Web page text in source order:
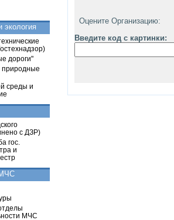
Оцените Организацию:
Введите код с картинки:
экология
дороги"
среды и
с ДЗР)
гос.
и
МЧС